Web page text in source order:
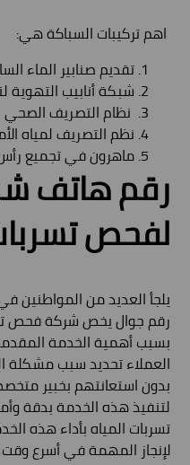
اهم تركيبات السباكة هي:
تقديم صنابير الماء
شبكة أنابيب
نظام التصريف الصحي
نظم التصريف لمياه
ماهرون في تجميع
رقم هاتف
لفحص
يلجأ العديد من المواطنين
رقم جوال يخص شركة فحص
بسبب أهمية الخدمة
العملاء تحديد سبب مشكلة
بدون استعانتهم بخبير
لتنفيذ هذه الخدمة بدقة
تسربات المياه بأداء هذه
لإنجاز المهمة في أسرع